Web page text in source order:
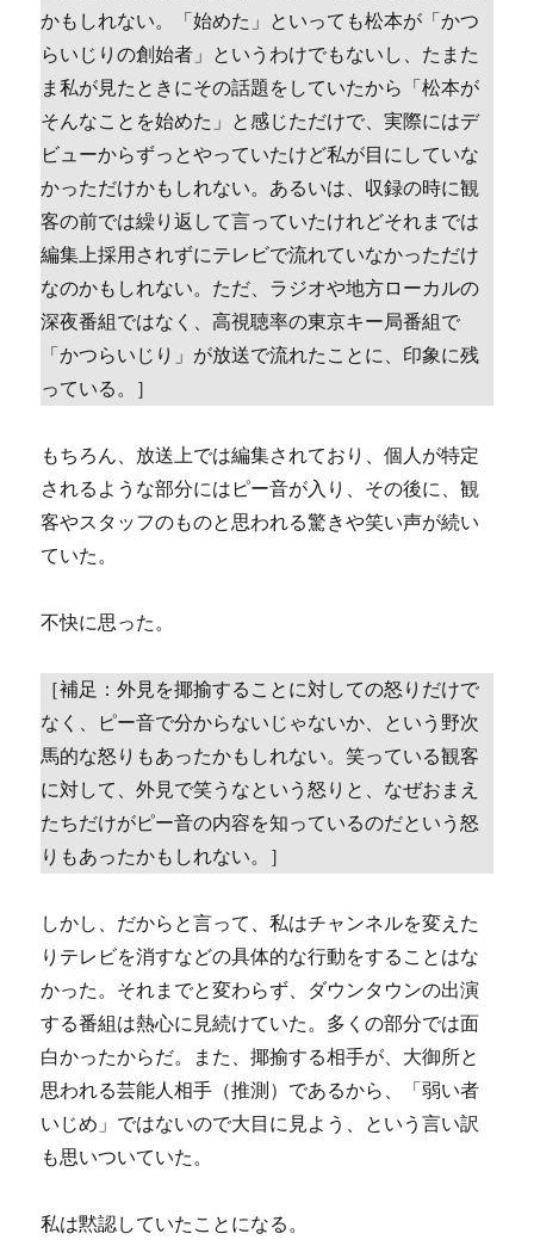
かもしれない。「始めた」といっても松本が「かつ
らいじりの創始者」というわけでもないし、たまた
ま私が見たときにその話題をしていたから「松本が
そんなことを始めた」と感じただけで、実際にはデ
ビューからずっとやっていたけど私が目にしていな
かっただけかもしれない。あるいは、収録の時に観
客の前では繰り返して言っていたけれどそれまでは
編集上採用されずにテレビで流れていなかっただけ
なのかもしれない。ただ、ラジオや地方ローカルの
深夜番組ではなく、高視聴率の東京キー局番組で
「かつらいじり」が放送で流れたことに、印象に残
っている。］
もちろん、放送上では編集されており、個人が特定
されるような部分にはピー音が入り、その後に、観
客やスタッフのものと思われる驚きや笑い声が続い
ていた。
不快に思った。
［補足：外見を揶揄することに対しての怒りだけで
なく、ピー音で分からないじゃないか、という野次
馬的な怒りもあったかもしれない。笑っている観客
に対して、外見で笑うなという怒りと、なぜおまえ
たちだけがピー音の内容を知っているのだという怒
りもあったかもしれない。］
しかし、だからと言って、私はチャンネルを変えた
りテレビを消すなどの具体的な行動をすることはな
かった。それまでと変わらず、ダウンタウンの出演
する番組は熱心に見続けていた。多くの部分では面
白かったからだ。また、揶揄する相手が、大御所と
思われる芸能人相手（推測）であるから、「弱い者
いじめ」ではないので大目に見よう、という言い訳
も思いついていた。
私は黙認していたことになる。